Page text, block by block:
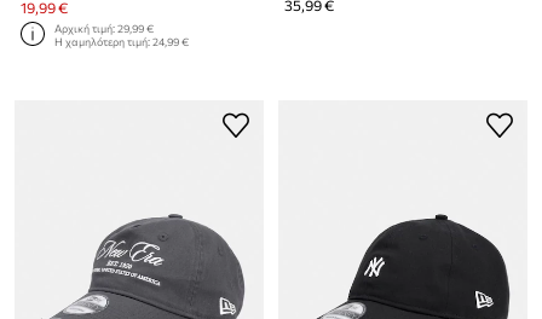
19,99 €
Αρχική τιμή:29,99 €
Η χαμηλότερη τιμή:24,99 €
35,99 €